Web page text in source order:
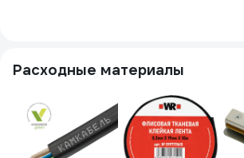
Расходные материалы